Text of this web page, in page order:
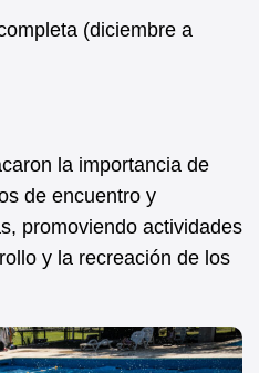
(diciembre a
la importancia de
de encuentro y
promoviendo actividades
y la recreación de los